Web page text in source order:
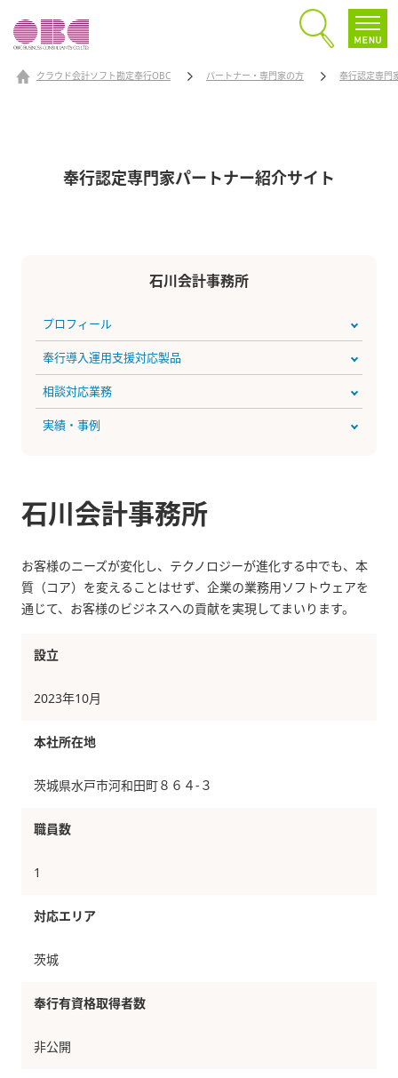
クラウド会計ソフト勘定奉行OBC パートナー・専門家の方 奉行認定専門
奉行認定専門家パートナー紹介サイト
石川会計事務所
プロフィール
奉行導入運用支援対応製品
相談対応業務
実績・事例
石川会計事務所
お客様のニーズが変化し、テクノロジーが進化する中でも、本
質（コア）を変えることはせず、企業の業務用ソフトウェアを
通じて、お客様のビジネスへの貢献を実現してまいります。
設立
2023年10月
本社所在地
茨城県水戸市河和田町８６４-３
職員数
1
対応エリア
茨城
奉行有資格取得者数
非公開